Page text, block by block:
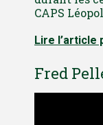
CAPS
Lire
Fred